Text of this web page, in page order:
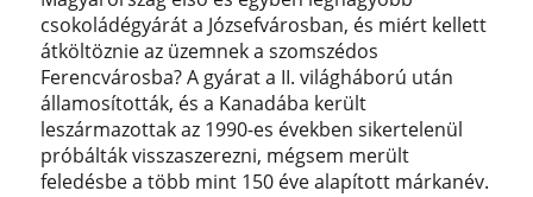
csokoládégyárát a Józsefvárosban, és miért kellett
átköltöznie az üzemnek a szomszédos
Ferencvárosba? A gyárat a II. világháború után
államosították, és a Kanadába került
leszármazottak az 1990-es években sikertelenül
próbálták visszaszerezni, mégsem merült
feledésbe a több mint 150 éve alapított márkanév.